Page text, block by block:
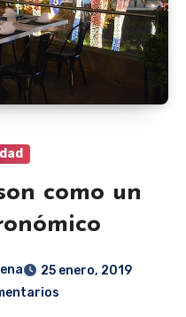
como un
25 enero, 2019